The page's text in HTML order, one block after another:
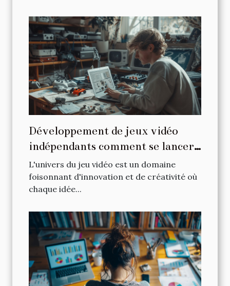
Développement de jeux vidéo
indépendants comment se lancer
avec un petit budget
L'univers du jeu vidéo est un domaine
foisonnant d'innovation et de créativité où
chaque idée...